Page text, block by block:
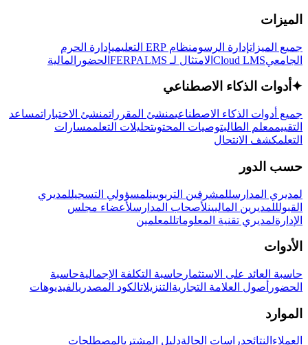
الميزات
جميع الميزاتإدارة الرسومنظام ERP التعليمي
إدارة الحرم
الجامعيCloud LMS الامتثال لـ FERPA LMS الحضور المالية
✦ أدوات الذكاء الاصطناعي
جميع أدوات الذكاء الاصطناعيمنشئ المقرراتمنشئ الاختباراتمساعد
التقييممعلم الطالبتوصيات المحتوىتحليلات التعلممسارات
التعلمكشف الانتحال
حسب الدور
لمديري المدارسللمشرفين التربويينلمسؤولي التسجيللمديري
القبولللمديرين الماليينلأصحاب المدارسلأعضاء مجلس
الإدارةلمديري تقنية المعلوماتللمعلمين
الأدوات
حاسبة العائد على الاستثمار حاسبة التكلفة الإجماليةحاسبة
الحضور أصول العلامة التجارية التنزيلاتالكود المصدريالفيديوهات
الموارد
العملاء النتائجدراسات الحالةدليل المشتريالمصطلحات